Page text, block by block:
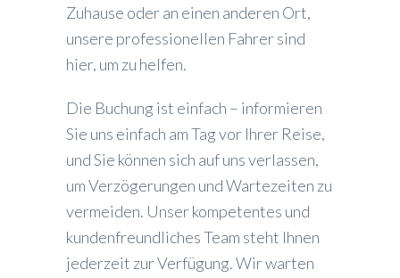
Zuhause oder an einen anderen Ort,
unsere professionellen Fahrer sind
hier, um zu helfen.
Die Buchung ist einfach – informieren
Sie uns einfach am Tag vor Ihrer Reise,
und Sie können sich auf uns verlassen,
um Verzögerungen und Wartezeiten zu
vermeiden. Unser kompetentes und
kundenfreundliches Team steht Ihnen
jederzeit zur Verfügung. Wir warten